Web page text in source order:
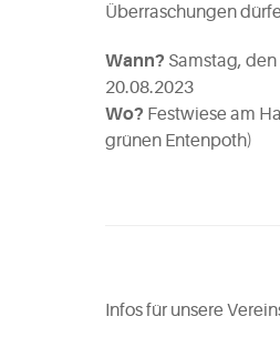
Überraschungen
Wann? Samstag,
20.08.2023
Wo? Festwiese am
grünen Entenpoth)
Infos für unsere